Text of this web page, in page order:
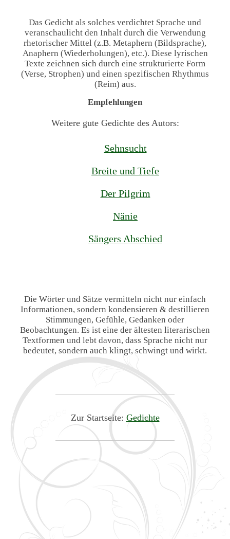
Das Gedicht als solches verdichtet Sprache und
veranschaulicht den Inhalt durch die Verwendung
rhetorischer Mittel (z.B. Metaphern (Bildsprache),
Anaphern (Wiederholungen), etc.). Diese lyrischen
Texte zeichnen sich durch eine strukturierte Form
(Verse, Strophen) und einen spezifischen Rhythmus
(Reim) aus.
Empfehlungen
Weitere gute Gedichte des Autors:
Sehnsucht
Breite und Tiefe
Der Pilgrim
Nänie
Sängers Abschied
Die Wörter und Sätze vermitteln nicht nur einfach
Informationen, sondern kondensieren & destillieren
Stimmungen, Gefühle, Gedanken oder
Beobachtungen. Es ist eine der ältesten literarischen
Textformen und lebt davon, dass Sprache nicht nur
bedeutet, sondern auch klingt, schwingt und wirkt.
Zur Startseite: Gedichte